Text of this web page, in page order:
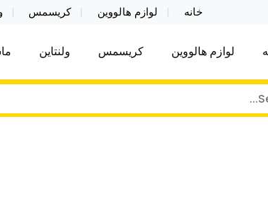
خانه لوازم هالووین کریسمس
کادویی کریسمس اکسسوری ماسک
لوازم هالووین ولن تاین کادویی
لوازم هالووین کریسمس ولنتاین